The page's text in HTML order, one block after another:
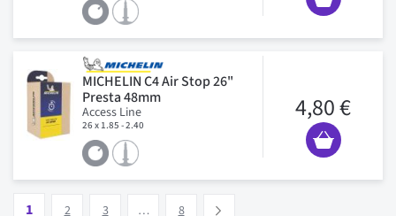
MICHELIN C4 Air Stop 26"
Presta 48mm
Access Line
26 x 1.85 - 2.40
4,80 €
Vous lisez actuellement la page
1 2 3 … 8